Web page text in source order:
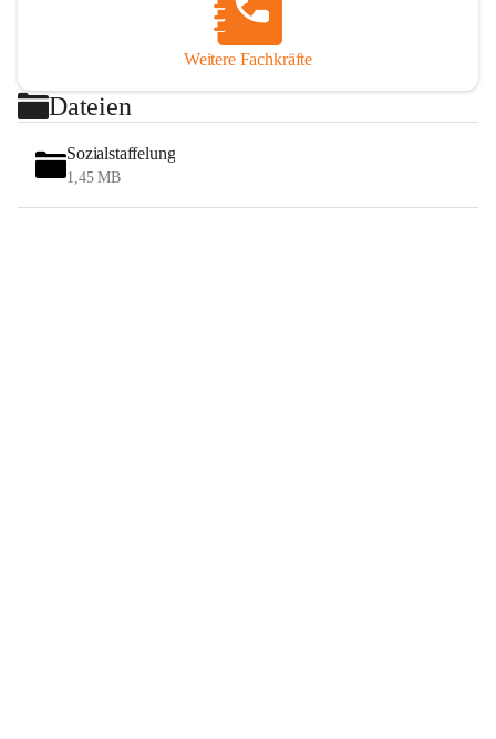
Weitere Fachkräfte
Dateien
Sozialstaffelung
1,45 MB